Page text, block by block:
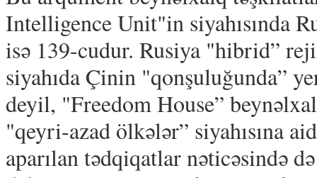
Intelligence Unit"in siyahısında
isə 139-cudur. Rusiya "hibrid”
siyahıda Çinin "qonşuluğunda”
deyil, "Freedom House”
"qeyri-azad ölkələr” siyahısına
aparılan tədqiqatlar nəticəsində